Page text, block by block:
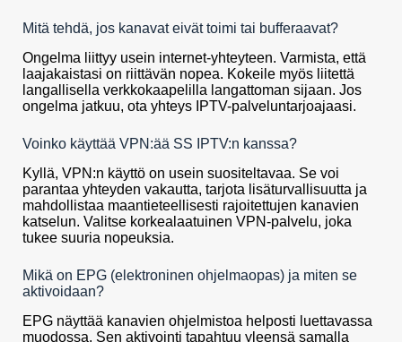
Mitä tehdä, jos kanavat eivät toimi tai bufferaavat?
Ongelma liittyy usein internet-yhteyteen. Varmista, että
laajakaistasi on riittävän nopea. Kokeile myös liitettä
langallisella verkkokaapelilla langattoman sijaan. Jos
ongelma jatkuu, ota yhteys IPTV-palveluntarjoajaasi.
Voinko käyttää VPN:ää SS IPTV:n kanssa?
Kyllä, VPN:n käyttö on usein suositeltavaa. Se voi
parantaa yhteyden vakautta, tarjota lisäturvallisuutta ja
mahdollistaa maantieteellisesti rajoitettujen kanavien
katselun. Valitse korkealaatuinen VPN-palvelu, joka
tukee suuria nopeuksia.
Mikä on EPG (elektroninen ohjelmaopas) ja miten se
aktivoidaan?
EPG näyttää kanavien ohjelmistoa helposti luettavassa
muodossa. Sen aktivointi tapahtuu yleensä samalla